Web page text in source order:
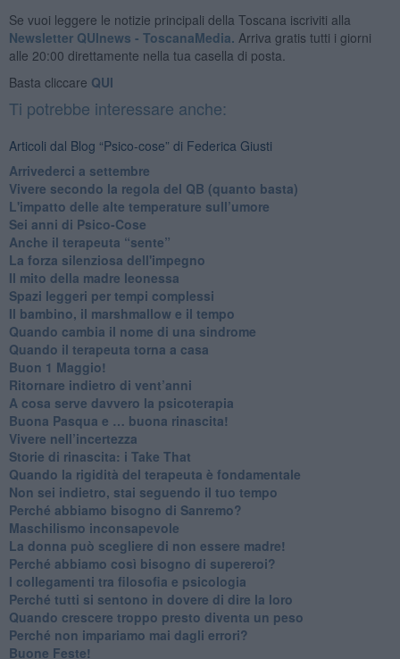
Se vuoi leggere le notizie principali della Toscana iscriviti alla
Newsletter QUInews - ToscanaMedia. Arriva gratis tutti i giorni
alle 20:00 direttamente nella tua casella di posta.
Basta cliccare QUI
Ti potrebbe interessare anche:
Articoli dal Blog “Psico-cose” di Federica Giusti
​Arrivederci a settembre
​Vivere secondo la regola del QB (quanto basta)
​L'impatto delle alte temperature sull’umore
Sei anni di Psico-Cose
​Anche il terapeuta “sente”
​La forza silenziosa dell'impegno
​Il mito della madre leonessa
Spazi leggeri per tempi complessi
Il bambino, il marshmallow e il tempo
​Quando cambia il nome di una sindrome
​Quando il terapeuta torna a casa
​Buon 1 Maggio!
Ritornare indietro di vent’anni
​A cosa serve davvero la psicoterapia
​Buona Pasqua e … buona rinascita!
​Vivere nell’incertezza
​Storie di rinascita: i Take That
​Quando la rigidità del terapeuta è fondamentale
​Non sei indietro, stai seguendo il tuo tempo
​Perché abbiamo bisogno di Sanremo?
​Maschilismo inconsapevole
​La donna può scegliere di non essere madre!
​Perché abbiamo così bisogno di supereroi?
​I collegamenti tra filosofia e psicologia
​Perché tutti si sentono in dovere di dire la loro
​Quando crescere troppo presto diventa un peso
​Perché non impariamo mai dagli errori?
​Buone Feste!